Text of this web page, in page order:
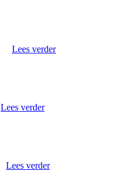
Lees verder
Lees verder
Lees verder